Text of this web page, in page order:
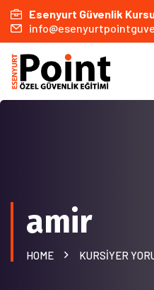
Esenyurt Güvenlik Kursu
amir
HOME KURSIYER